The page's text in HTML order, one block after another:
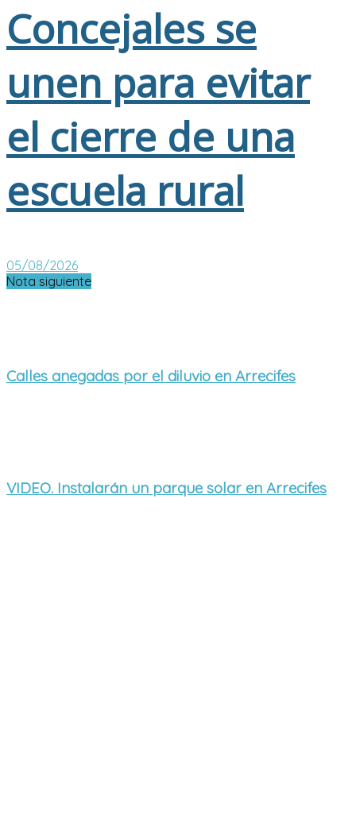
Concejales se
unen para evitar
el cierre de una
escuela rural
05/08/2026
Nota siguiente
Calles anegadas por el diluvio en Arrecifes
VIDEO. Instalarán un parque solar en Arrecifes